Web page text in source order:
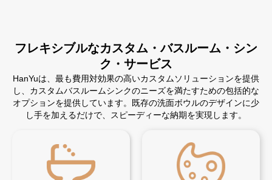
フレキシブルなカスタム・バスルーム・シン
ク・サービス
HanYuは、最も費用対効果の高いカスタムソリューションを提供
し、カスタムバスルームシンクのニーズを満たすための包括的な
オプションを提供しています。既存の洗面ボウルのデザインに少
し手を加えるだけで、スピーディーな納期を実現します。